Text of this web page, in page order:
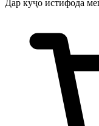
Дар куҷо истифода